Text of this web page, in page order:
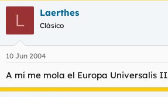
L Laerthes
Clásico
10 Jun 2004
A mí me mola el Europa Universalis